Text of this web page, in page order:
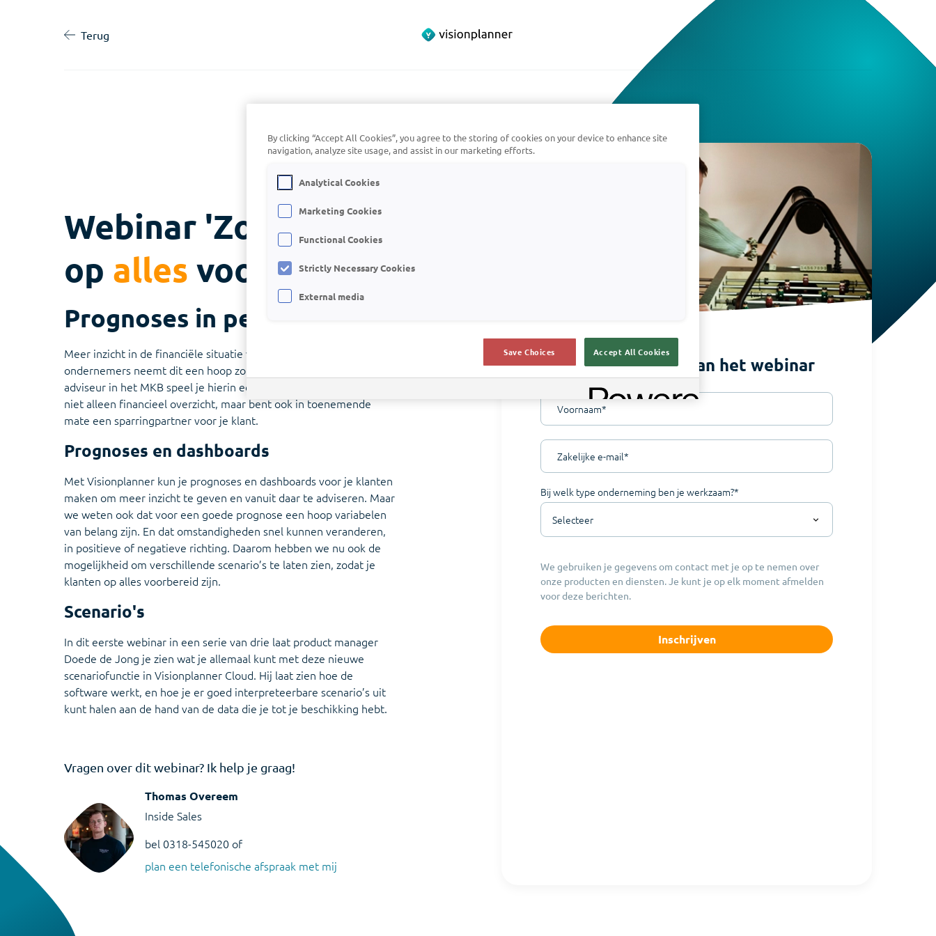
Terug
Webinar 'Zo ben je
op alles voorbereid'
Prognoses in perspectief
Meer inzicht in de financiële situatie van een bedrijf, voor veel
ondernemers neemt dit een hoop zorgen weg. Als financieel
adviseur in het MKB speel je hierin een belangrijke rol. Je creëert
niet alleen financieel overzicht, maar bent ook in toenemende
mate een sparringpartner voor je klant.
Prognoses en dashboards
Met Visionplanner kun je prognoses en dashboards voor je klanten
maken om meer inzicht te geven en vanuit daar te adviseren. Maar
we weten ook dat voor een goede prognose een hoop variabelen
van belang zijn. En dat omstandigheden snel kunnen veranderen,
in positieve of negatieve richting. Daarom hebben we nu ook de
mogelijkheid om verschillende scenario’s te laten zien, zodat je
klanten op alles voorbereid zijn.
Scenario's
In dit eerste webinar in een serie van drie laat product manager
Doede de Jong je zien wat je allemaal kunt met deze nieuwe
scenariofunctie in Visionplanner Cloud. Hij laat zien hoe de
software werkt, en hoe je er goed interpreteerbare scenario’s uit
kunt halen aan de hand van de data die je tot je beschikking hebt.
Vragen over dit webinar? Ik help je graag!
Thomas Overeem
Inside Sales
bel 0318-545020 of
plan een telefonische afspraak met mij
Bekijk de opname van het webinar
Voornaam*
Zakelijke e-mail*
Bij welk type onderneming ben je werkzaam?*
We gebruiken je gegevens om contact met je op te nemen over
onze producten en diensten. Je kunt je op elk moment afmelden
voor deze berichten.
By clicking “Accept All Cookies”, you agree to the storing of cookies on your device to enhance site
navigation, analyze site usage, and assist in our marketing efforts.
Analytical Cookies
Marketing Cookies
Functional Cookies
Strictly Necessary Cookies
External media
Save Choices Accept All Cookies